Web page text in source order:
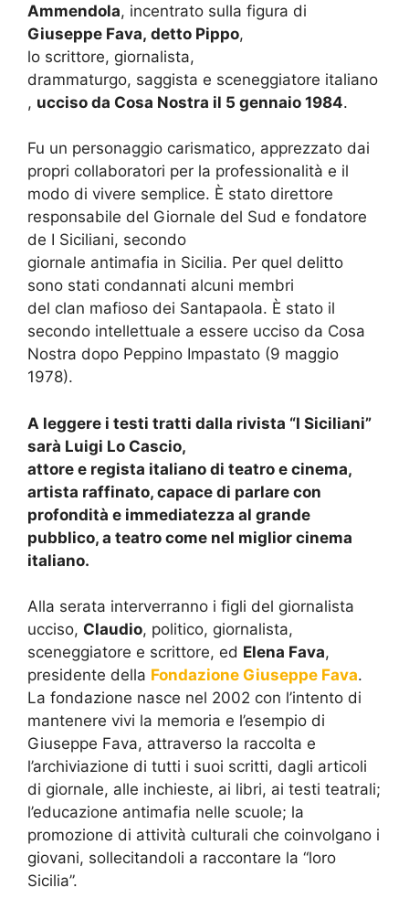
Ammendola, incentrato sulla figura di
Giuseppe Fava, detto Pippo,
lo scrittore, giornalista,
drammaturgo, saggista e sceneggiatore italiano
, ucciso da Cosa Nostra il 5 gennaio 1984.
Fu un personaggio carismatico, apprezzato dai
propri collaboratori per la professionalità e il
modo di vivere semplice. È stato direttore
responsabile del Giornale del Sud e fondatore
de I Siciliani, secondo
giornale antimafia in Sicilia. Per quel delitto
sono stati condannati alcuni membri
del clan mafioso dei Santapaola. È stato il
secondo intellettuale a essere ucciso da Cosa
Nostra dopo Peppino Impastato (9 maggio
1978).
A leggere i testi tratti dalla rivista “I Siciliani”
sarà Luigi Lo Cascio,
attore e regista italiano di teatro e cinema,
artista raffinato, capace di parlare con
profondità e immediatezza al grande
pubblico, a teatro come nel miglior cinema
italiano.
Alla serata interverranno i figli del giornalista
ucciso, Claudio, politico, giornalista,
sceneggiatore e scrittore, ed Elena Fava,
presidente della Fondazione Giuseppe Fava.
La fondazione nasce nel 2002 con l’intento di
mantenere vivi la memoria e l’esempio di
Giuseppe Fava, attraverso la raccolta e
l’archiviazione di tutti i suoi scritti, dagli articoli
di giornale, alle inchieste, ai libri, ai testi teatrali;
l’educazione antimafia nelle scuole; la
promozione di attività culturali che coinvolgano i
giovani, sollecitandoli a raccontare la “loro
Sicilia”.